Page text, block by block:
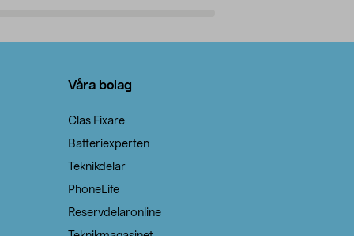
Våra bolag
Clas Fixare
Batteriexperten
Teknikdelar
PhoneLife
Reservdelaronline